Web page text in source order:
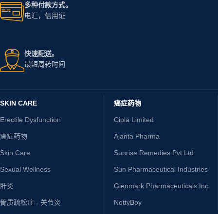
多种付款方式。
电汇，信用证
快速配送。
最短周转时间
SKIN CARE
Erectile Dysfunction
癌症药物
Skin Care
Sexual Wellness
肝炎
骨质疏松症 - 关节炎
癌症药物
Cipla Limited
Ajanta Pharma
Sunrise Remedies Pvt Ltd
Sun Pharmaceutical Industries
Glenmark Pharmaceuticals Inc
NottyBoy